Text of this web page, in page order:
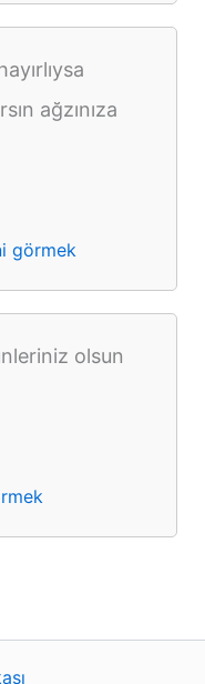
ağzınıza
görmek
olsun